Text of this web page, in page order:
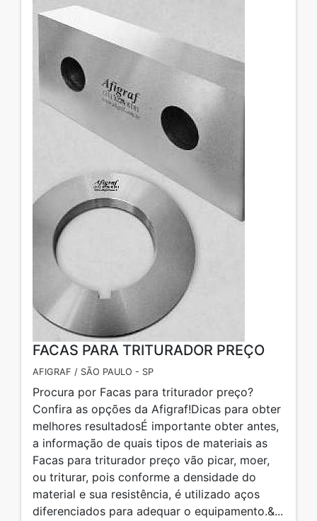
FACAS PARA TRITURADOR PREÇO
AFIGRAF / SÃO PAULO - SP
Procura por Facas para triturador preço?
Confira as opções da Afigraf!Dicas para obter
melhores resultadosÉ importante obter antes,
a informação de quais tipos de materiais as
Facas para triturador preço vão picar, moer,
ou triturar, pois conforme a densidade do
material e sua resistência, é utilizado aços
diferenciados para adequar o equipamento.&...